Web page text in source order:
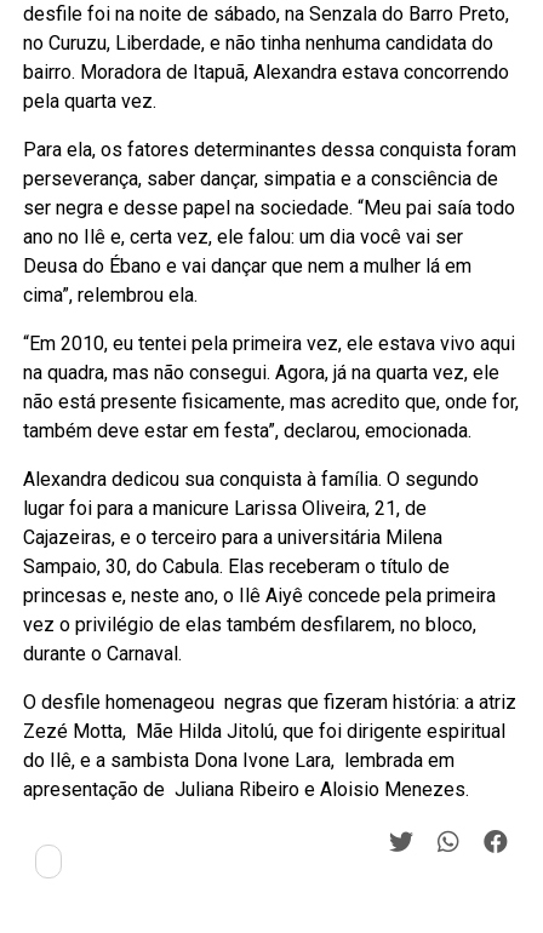
desfile foi na noite de sábado, na Senzala do Barro Preto,
no Curuzu, Liberdade, e não tinha nenhuma candidata do
bairro. Moradora de Itapuã, Alexandra estava concorrendo
pela quarta vez.
Para ela, os fatores determinantes dessa conquista foram
perseverança, saber dançar, simpatia e a consciência de
ser negra e desse papel na sociedade. “Meu pai saía todo
ano no Ilê e, certa vez, ele falou: um dia você vai ser
Deusa do Ébano e vai dançar que nem a mulher lá em
cima”, relembrou ela.
“Em 2010, eu tentei pela primeira vez, ele estava vivo aqui
na quadra, mas não consegui. Agora, já na quarta vez, ele
não está presente fisicamente, mas acredito que, onde for,
também deve estar em festa”, declarou, emocionada.
Alexandra dedicou sua conquista à família. O segundo
lugar foi para a manicure Larissa Oliveira, 21, de
Cajazeiras, e o terceiro para a universitária Milena
Sampaio, 30, do Cabula. Elas receberam o título de
princesas e, neste ano, o Ilê Aiyê concede pela primeira
vez o privilégio de elas também desfilarem, no bloco,
durante o Carnaval.
O desfile homenageou negras que fizeram história: a atriz
Zezé Motta, Mãe Hilda Jitolú, que foi dirigente espiritual
do Ilê, e a sambista Dona Ivone Lara, lembrada em
apresentação de Juliana Ribeiro e Aloisio Menezes.